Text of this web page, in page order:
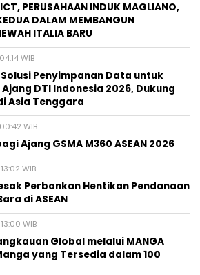
PERUSAHAAN INDUK MAGLIANO,
DALAM MEMBANGUN
ITALIA BARU
WIB
Solusi Penyimpanan Data untuk
DTI Indonesia 2026, Dukung
Asia Tenggara
WIB
Ajang GSMA M360 ASEAN 2026
WIB
Perbankan Hentikan Pendanaan
di ASEAN
WIB
Global melalui MANGA
yang Tersedia dalam 100